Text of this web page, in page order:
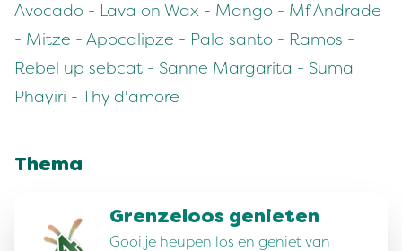
Avocado - Lava on Wax - Mango - Mf Andrade
- Mitze - Apocalipze - Palo santo - Ramos -
Rebel up sebcat - Sanne Margarita - Suma
Phayiri - Thy d'amore
Thema
Grenzeloos genieten
Gooi je heupen los en geniet van